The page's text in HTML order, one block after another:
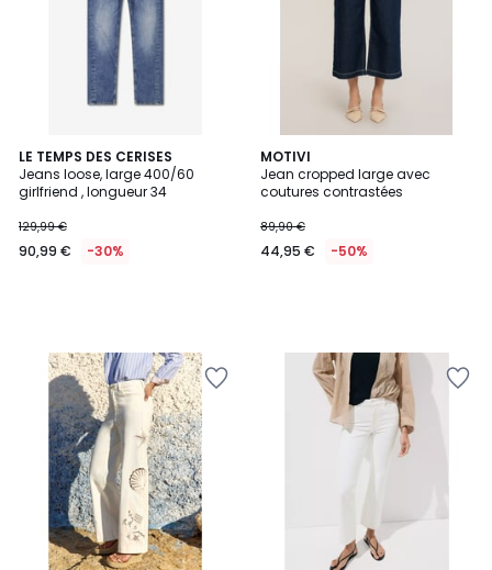
LE TEMPS DES CERISES
Jeans loose, large 400/60
girlfriend , longueur 34
129,99 €
90,99 € -30%
MOTIVI
Jean cropped large avec
coutures contrastées
89,90 €
44,95 € -50%